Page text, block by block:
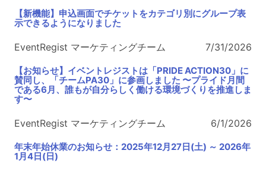
【新機能】申込画面でチケットをカテゴリ別にグループ表
示できるようになりました
EventRegist マーケティングチーム 7/31/2026
【お知らせ】イベントレジストは「PRIDE ACTION30」に
賛同し、「チームPA30」に参画しました 〜プライド月間
である6月、誰もが自分らしく働ける環境づくりを推進しま
す〜
EventRegist マーケティングチーム 6/1/2026
年末年始休業のお知らせ：2025年12月27日(土) ～ 2026年
1月4日(日)